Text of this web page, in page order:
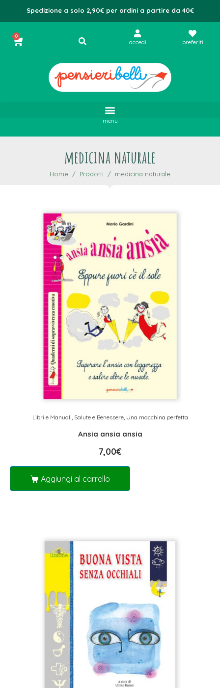
Spedizione a solo 2,90€ per ordini a partire da 40€
0
accedi preferiti
menu
medicina naturale
Home Prodotti medicina naturale
Libri e Manuali, Salute e Benessere, Una macchina perfetta
Ansia ansia ansia
7,00€
Aggiungi al carrello